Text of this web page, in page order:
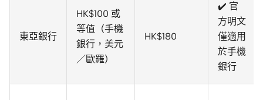
東亞銀行
HK$100 或
等值（手機
銀行，美元
／歐羅）
HK$180
✔️ 官
方明文
僅適用
於手機
銀行